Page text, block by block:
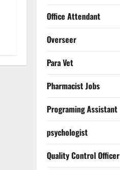
Office Attendant
Overseer
Para Vet
Pharmacist Jobs
Programing Assistant
psychologist
Quality Control Officer